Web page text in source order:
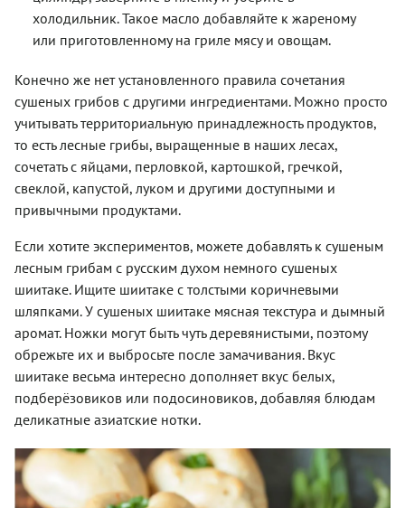
холодильник. Такое масло добавляйте к жареному
или приготовленному на гриле мясу и овощам.
Конечно же нет установленного правила сочетания
сушеных грибов с другими ингредиентами. Можно просто
учитывать территориальную принадлежность продуктов,
то есть лесные грибы, выращенные в наших лесах,
сочетать с яйцами, перловкой, картошкой, гречкой,
свеклой, капустой, луком и другими доступными и
привычными продуктами.
Если хотите экспериментов, можете добавлять к сушеным
лесным грибам с русским духом немного сушеных
шиитаке. Ищите шиитаке с толстыми коричневыми
шляпками. У сушеных шиитаке мясная текстура и дымный
аромат. Ножки могут быть чуть деревянистыми, поэтому
обрежьте их и выбросьте после замачивания. Вкус
шиитаке весьма интересно дополняет вкус белых,
подберёзовиков или подосиновиков, добавляя блюдам
деликатные азиатские нотки.